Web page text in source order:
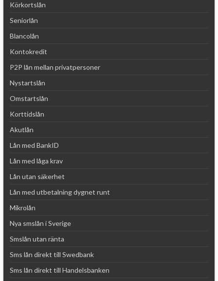
Körkortslån
Seniorlån
Blancolån
Kontokredit
P2P lån mellan privatpersoner
Nystartslån
Omstartslån
Korttidslån
Akutlån
Lån med BankID
Lån med låga krav
Lån utan säkerhet
Lån med utbetalning dygnet runt
Mikrolån
Nya smslån i Sverige
Smslån utan ränta
Sms lån direkt till Swedbank
Sms lån direkt till Handelsbanken